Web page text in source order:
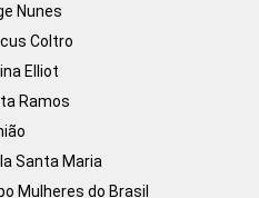
Nunes
Coltro
Elliot
Ramos
Santa Maria
Mulheres do Brasil